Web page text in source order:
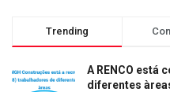
Trending
A RENCO está
diferentes